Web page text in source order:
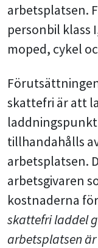
arbetsplatsen.
personbil klass
moped, cykel
skattefri är att
tillhandahålls
arbetsplatsen.
arbetsgivaren
kostnaderna
skattefri laddel
arbetsplatsen